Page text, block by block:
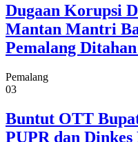
Dugaan Korupsi
Mantan Mantri
Pemalang
Pemalang
03
Buntut OTT
PUPR dan Dinkes